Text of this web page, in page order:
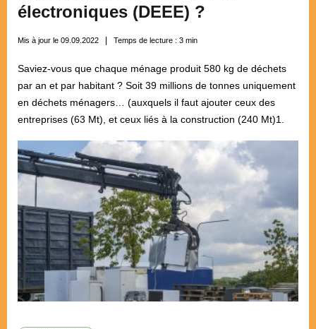
électroniques (DEEE) ?
Mis à jour le 09.09.2022 Temps de lecture : 3 min
Saviez-vous que chaque ménage produit 580 kg de déchets
par an et par habitant ? Soit 39 millions de tonnes uniquement
en déchets ménagers… (auxquels il faut ajouter ceux des
entreprises (63 Mt), et ceux liés à la construction (240 Mt)1.